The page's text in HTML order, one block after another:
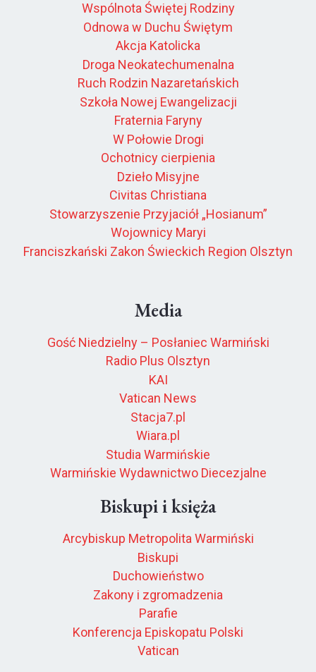
Wspólnota Świętej Rodziny
Odnowa w Duchu Świętym
Akcja Katolicka
Droga Neokatechumenalna
Ruch Rodzin Nazaretańskich
Szkoła Nowej Ewangelizacji
Fraternia Faryny
W Połowie Drogi
Ochotnicy cierpienia
Dzieło Misyjne
Civitas Christiana
Stowarzyszenie Przyjaciół „Hosianum”
Wojownicy Maryi
Franciszkański Zakon Świeckich Region Olsztyn
Media
Gość Niedzielny – Posłaniec Warmiński
Radio Plus Olsztyn
KAI
Vatican News
Stacja7.pl
Wiara.pl
Studia Warmińskie
Warmińskie Wydawnictwo Diecezjalne
Biskupi i księża
Arcybiskup Metropolita Warmiński
Biskupi
Duchowieństwo
Zakony i zgromadzenia
Parafie
Konferencja Episkopatu Polski
Vatican